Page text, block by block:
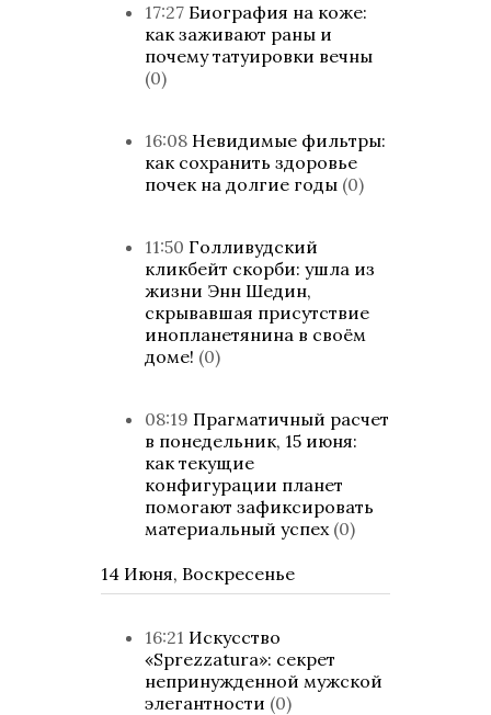
17:27 Биография на коже:
как заживают раны и
почему татуировки вечны
(0)
16:08 Невидимые фильтры:
как сохранить здоровье
почек на долгие годы (0)
11:50 Голливудский
кликбейт скорби: ушла из
жизни Энн Шедин,
скрывавшая присутствие
инопланетянина в своём
доме! (0)
08:19 Прагматичный расчет
в понедельник, 15 июня:
как текущие
конфигурации планет
помогают зафиксировать
материальный успех (0)
14 Июня, Воскресенье
16:21 Искусство
«Sprezzatura»: секрет
непринужденной мужской
элегантности (0)